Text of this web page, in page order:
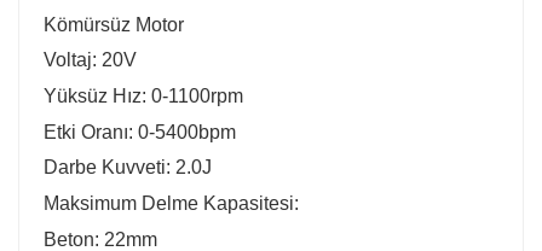
Kömürsüz Motor
Voltaj: 20V
Yüksüz Hız: 0-1100rpm
Etki Oranı: 0-5400bpm
Darbe Kuvveti: 2.0J
Maksimum Delme Kapasitesi:
Beton: 22mm